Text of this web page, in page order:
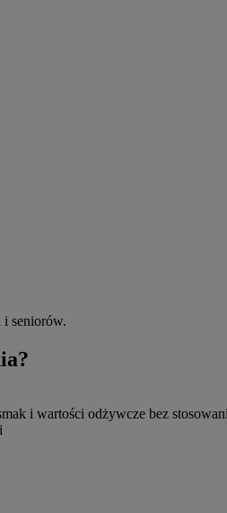
i seniorów.
i wartości odżywcze bez